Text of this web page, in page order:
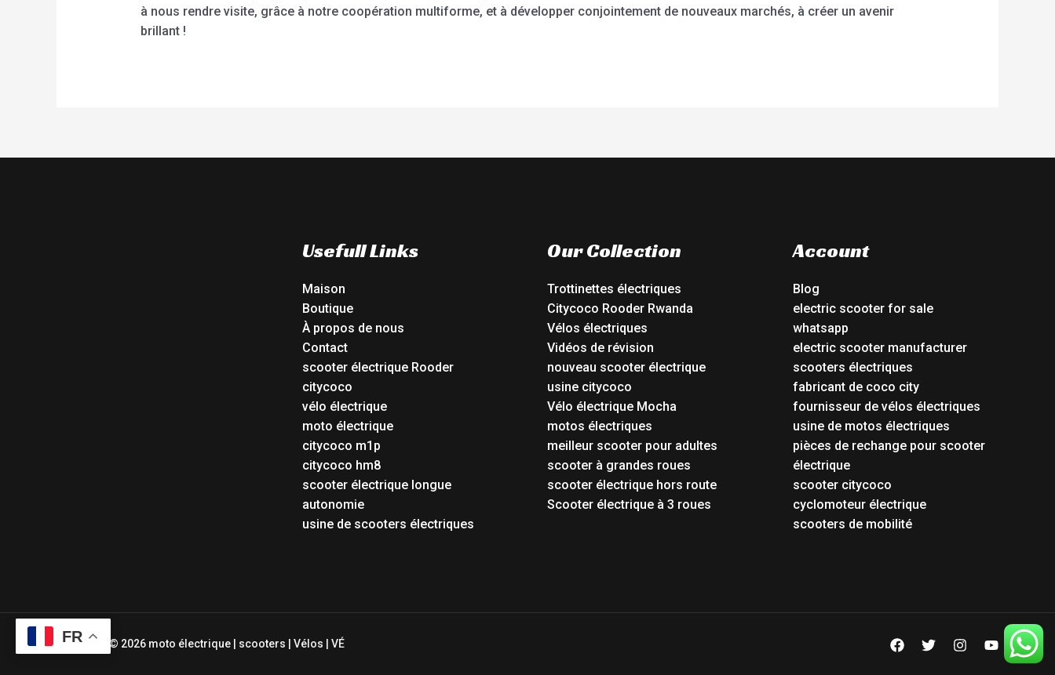
à nous rendre visite, grâce à notre coopération multiforme, et à développer conjointement de nouveaux marchés, à créer un avenir
brillant !
Usefull Links
Maison
Boutique
À propos de nous
Contact
scooter électrique Rooder
citycoco
vélo électrique
moto électrique
citycoco m1p
citycoco hm8
scooter électrique longue
autonomie
usine de scooters électriques
Our Collection
Trottinettes électriques
Citycoco Rooder Rwanda
Vélos électriques
Vidéos de révision
nouveau scooter électrique
usine citycoco
Vélo électrique Mocha
motos électriques
meilleur scooter pour adultes
scooter à grandes roues
scooter électrique hors route
Scooter électrique à 3 roues
Account
Blog
electric scooter for sale
whatsapp
electric scooter manufacturer
scooters électriques
fabricant de coco city
fournisseur de vélos électriques
usine de motos électriques
pièces de rechange pour scooter
électrique
scooter citycoco
cyclomoteur électrique
scooters de mobilité
Copyright © 2026 moto électrique | scooters | Vélos | VÉ
FR